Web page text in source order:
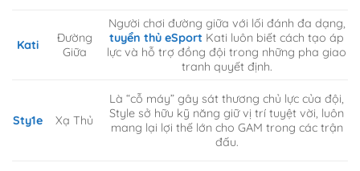
Kati
Đường
Giữa
Người chơi đường giữa với lối đánh đa dạng,
tuyển thủ eSport Kati luôn biết cách tạo áp
lực và hỗ trợ đồng đội trong những pha giao
tranh quyết định.
Sty1e Xạ Thủ
Là “cỗ máy” gây sát thương chủ lực của đội,
Style sở hữu kỹ năng giữ vị trí tuyệt vời, luôn
mang lại lợi thế lớn cho GAM trong các trận
đấu.